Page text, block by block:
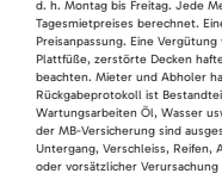
d. h. Montag bis Freitag. Jede
Tagesmietpreises berechnet.
Preisanpassung. Eine
Plattfüße, zerstörte Decken
beachten. Mieter und Abholer
Rückgabeprotokoll ist
Wartungsarbeiten Öl, Wasser
der MB-Versicherung sind
Untergang, Verschleiss, Reifen,
oder vorsätzlicher Verursachung